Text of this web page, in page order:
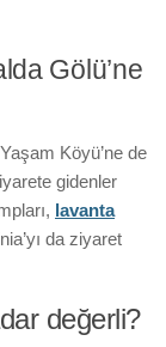
Gölü’ne
Köyü’ne de
gidenler
lavanta
da ziyaret
değerli?